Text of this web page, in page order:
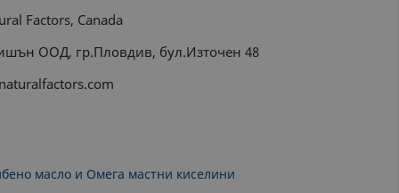
Factors, Canada
ООД, гр.Пловдив, бул.Източен 48
масло и Омега мастни киселини